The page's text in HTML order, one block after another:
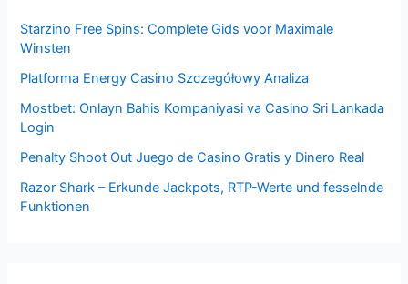
Starzino Free Spins: Complete Gids voor Maximale
Winsten
Platforma Energy Casino Szczegółowy Analiza
Mostbet: Onlayn Bahis Kompaniyasi va Casino Sri Lankada
Login
Penalty Shoot Out Juego de Casino Gratis y Dinero Real
Razor Shark – Erkunde Jackpots, RTP-Werte und fesselnde
Funktionen